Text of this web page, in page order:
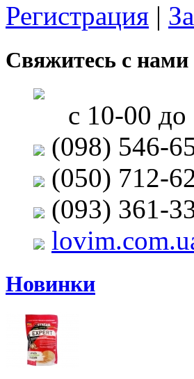
Регистрация |
Свяжитесь с нами
с 10-00 до
(098) 546-
(050) 712-
(093) 361-
Новинки